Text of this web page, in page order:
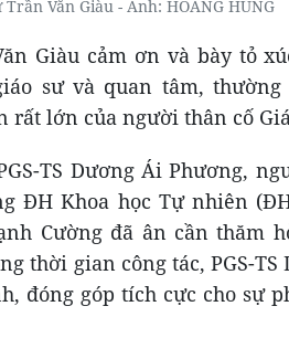
Trần Văn Giàu - Ảnh: HOÀNG HÙNG
Giàu cảm ơn và bày tỏ
sư và quan tâm,
lớn của người thân cố
TS Dương Ái Phương,
ĐH Khoa học Tự nhiên
Cường đã ân cần thăm
thời gian công tác, PGS-
đóng góp tích cực cho sự